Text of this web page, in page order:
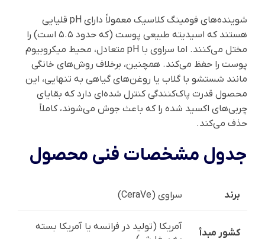
شوینده‌های فومینگ کلاسیک معمولاً دارای pH قلیایی
هستند که اسیدیته طبیعی پوست (که حدود ۵.۵ است) را
مختل می‌کنند. اما سراوی با pH متعادل، محیط میکروبیوم
پوست را حفظ می‌کند. همچنین، برخلاف روش‌های خانگی
مانند شستشو با گلاب یا روغن‌های گیاهی به تنهایی، این
محصول قدرت پاک‌کنندگی کنترل شده‌ای دارد که بقایای
چربی‌های اکسید شده را که باعث جوش می‌شوند، کاملاً
حذف می‌کند.
جدول مشخصات فنی محصول
برند سراوی (CeraVe)
کشور مبدأ
آمریکا (تولید در فرانسه یا آمریکا بسته